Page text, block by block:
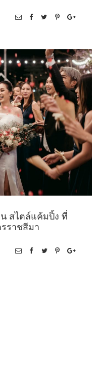
น สไตล์แค้มปิ้ง ที่
ราชสีมา